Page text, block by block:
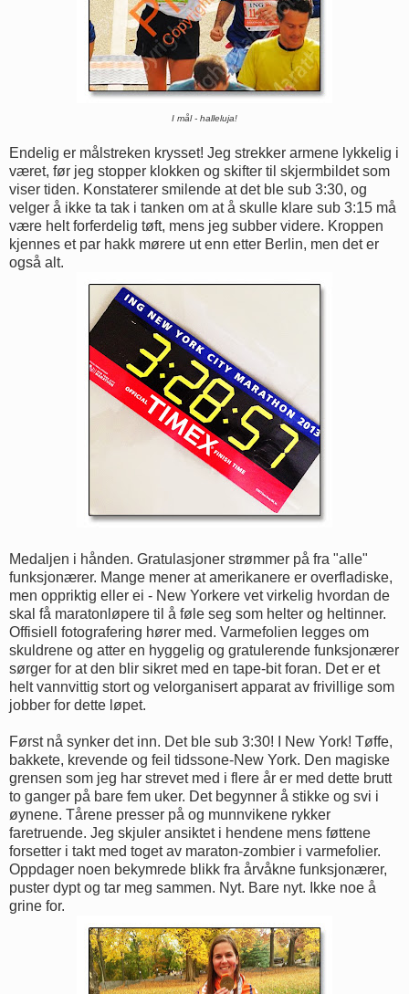
I mål - halleluja!
Endelig er målstreken krysset! Jeg strekker armene lykkelig i
været, før jeg stopper klokken og skifter til skjermbildet som
viser tiden. Konstaterer smilende at det ble sub 3:30, og
velger å ikke ta tak i tanken om at å skulle klare sub 3:15 må
være helt forferdelig tøft, mens jeg subber videre. Kroppen
kjennes et par hakk mørere ut enn etter Berlin, men det er
også alt.
Medaljen i hånden. Gratulasjoner strømmer på fra "alle"
funksjonærer. Mange mener at amerikanere er overfladiske,
men oppriktig eller ei - New Yorkere vet virkelig hvordan de
skal få maratonløpere til å føle seg som helter og heltinner.
Offisiell fotografering hører med. Varmefolien legges om
skuldrene og atter en hyggelig og gratulerende funksjonærer
sørger for at den blir sikret med en tape-bit foran. Det er et
helt vannvittig stort og velorganisert apparat av frivillige som
jobber for dette løpet.
Først nå synker det inn. Det ble sub 3:30! I New York! Tøffe,
bakkete, krevende og feil tidssone-New York. Den magiske
grensen som jeg har strevet med i flere år er med dette brutt
to ganger på bare fem uker. Det begynner å stikke og svi i
øynene. Tårene presser på og munnvikene rykker
faretruende. Jeg skjuler ansiktet i hendene mens føttene
forsetter i takt med toget av maraton-zombier i varmefolier.
Oppdager noen bekymrede blikk fra årvåkne funksjonærer,
puster dypt og tar meg sammen. Nyt. Bare nyt. Ikke noe å
grine for.